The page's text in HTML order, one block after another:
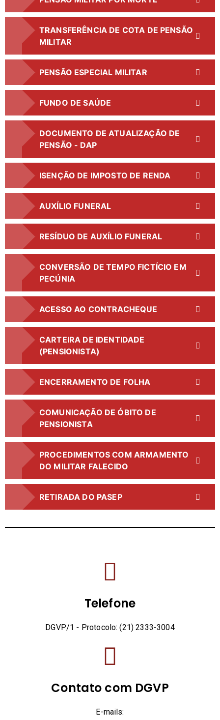
TRANSFERÊNCIA DE COTA DE PENSÃO
MILITAR
PENSÃO ESPECIAL MILITAR
FUNDO DE SAÚDE
DOCUMENTO DE ATUALIZAÇÃO DE
PENSÃO - DAP
ISENÇÃO DE IMPOSTO DE RENDA
AUXÍLIO FUNERAL
RESÍDUO DE AUXÍLIO FUNERAL
CONVERSÃO DE TEMPO FICTÍCIO EM
PECÚNIA
ACESSO AO CONTRACHEQUE
CARTEIRA DE IDENTIDADE
(PENSIONISTA)
ENCERRAMENTO DE FOLHA
COMUNICAÇÃO DE ÓBITO DE
PENSIONISTA
PROCEDIMENTOS COM ARMAMENTO
DO MILITAR FALECIDO
RETIRADA DO PASEP
Telefone
DGVP/1 - Protocolo: (21) 2333-3004
Contato com DGVP
E-mails: